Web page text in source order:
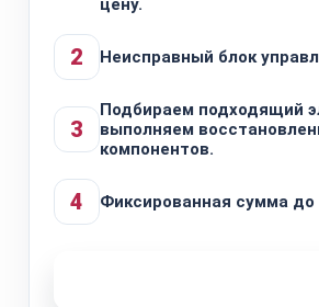
2 Неисправный блок
3
Подбираем подходящий
выполняем
компонентов.
4 Фиксированная сумма до